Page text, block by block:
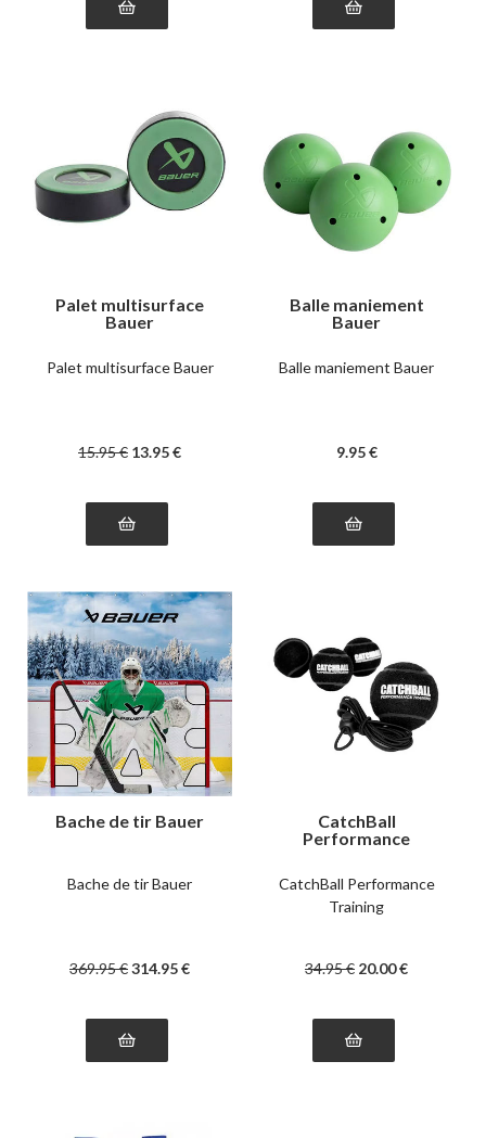
Palet multisurface
Bauer
Palet multisurface Bauer
15.95€ 13.95€
Balle maniement
Bauer
Balle maniement Bauer
9.95 €
Bache de tir Bauer
Bache de tir Bauer
369.95€314.95€
CatchBall
Performance
CatchBall Performance
Training
34.95€ 20.00€